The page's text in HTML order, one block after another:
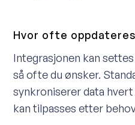
Hvor ofte
Integrasjonen kan
så ofte du ønsker.
synkroniserer data
kan tilpasses etter